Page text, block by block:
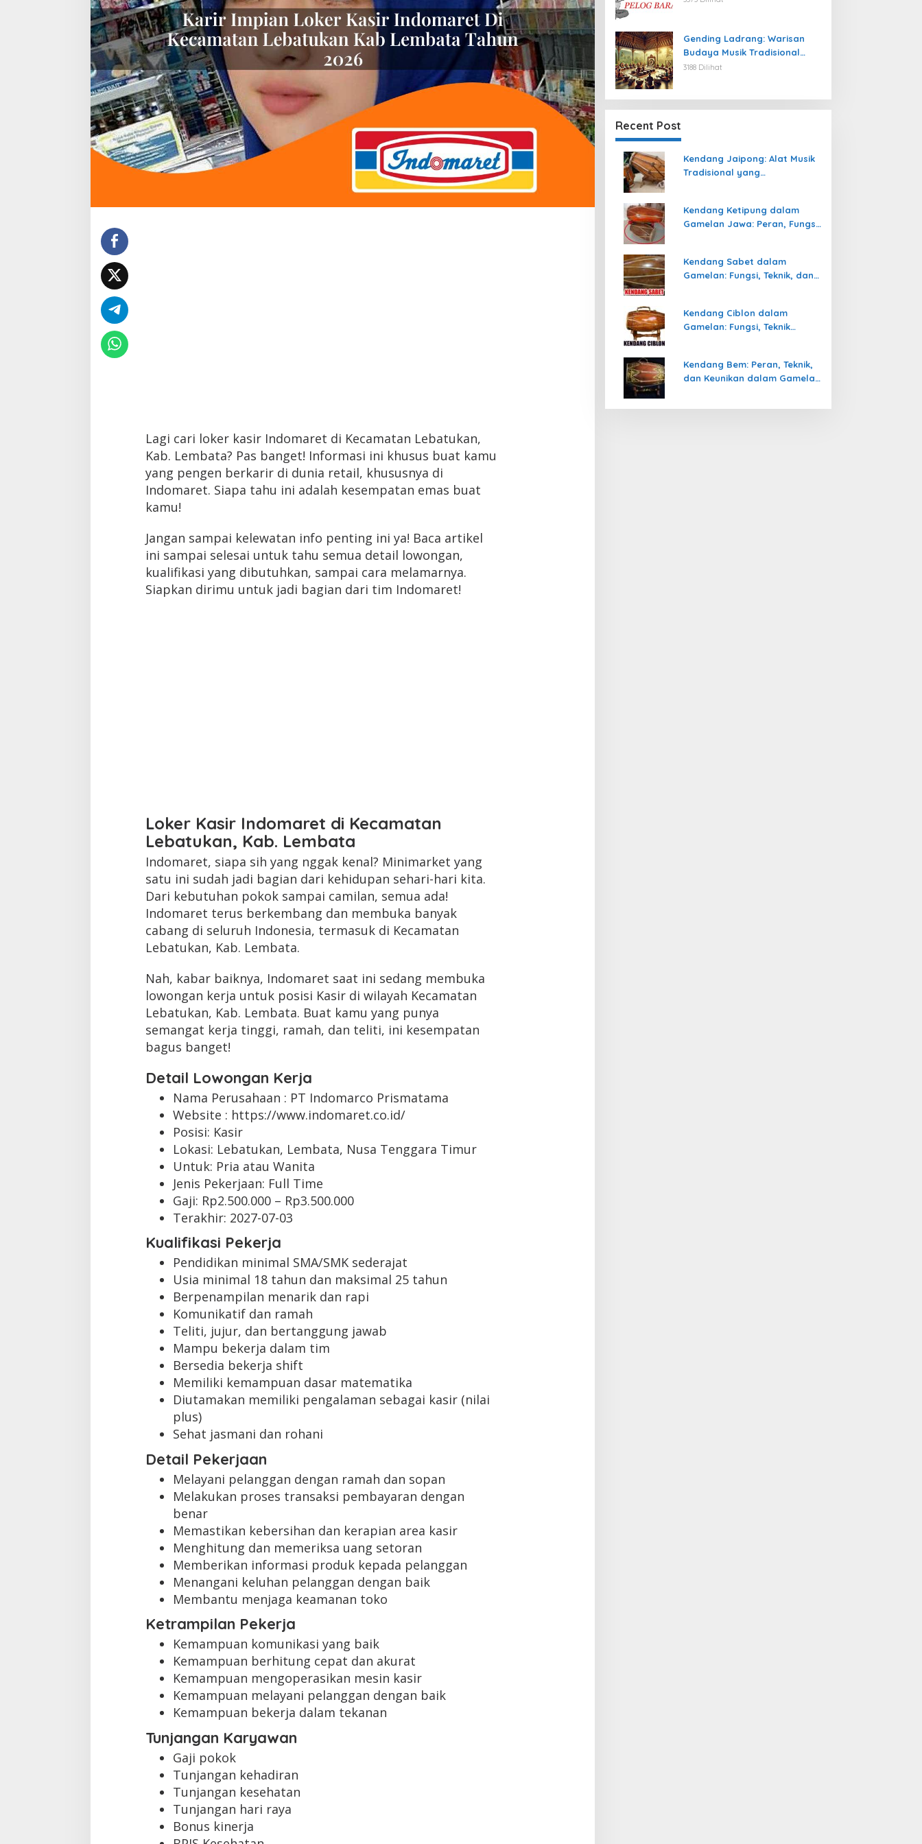
Lagi cari loker kasir Indomaret di Kecamatan Lebatukan,
Kab. Lembata? Pas banget! Informasi ini khusus buat kamu
yang pengen berkarir di dunia retail, khususnya di
Indomaret. Siapa tahu ini adalah kesempatan emas buat
kamu!
Jangan sampai kelewatan info penting ini ya! Baca artikel
ini sampai selesai untuk tahu semua detail lowongan,
kualifikasi yang dibutuhkan, sampai cara melamarnya.
Siapkan dirimu untuk jadi bagian dari tim Indomaret!
Loker Kasir Indomaret di Kecamatan
Lebatukan, Kab. Lembata
Indomaret, siapa sih yang nggak kenal? Minimarket yang
satu ini sudah jadi bagian dari kehidupan sehari-hari kita.
Dari kebutuhan pokok sampai camilan, semua ada!
Indomaret terus berkembang dan membuka banyak
cabang di seluruh Indonesia, termasuk di Kecamatan
Lebatukan, Kab. Lembata.
Nah, kabar baiknya, Indomaret saat ini sedang membuka
lowongan kerja untuk posisi Kasir di wilayah Kecamatan
Lebatukan, Kab. Lembata. Buat kamu yang punya
semangat kerja tinggi, ramah, dan teliti, ini kesempatan
bagus banget!
Detail Lowongan Kerja
Nama Perusahaan : PT Indomarco Prismatama
Website : https://www.indomaret.co.id/
Posisi: Kasir
Lokasi: Lebatukan, Lembata, Nusa Tenggara Timur
Untuk: Pria atau Wanita
Jenis Pekerjaan: Full Time
Gaji: Rp2.500.000– Rp3.500.000
Terakhir: 2027-07-03
Kualifikasi Pekerja
Pendidikan minimal SMA/SMK sederajat
Usia minimal 18 tahun dan maksimal 25 tahun
Berpenampilan menarik dan rapi
Komunikatif dan ramah
Teliti, jujur, dan bertanggung jawab
Mampu bekerja dalam tim
Bersedia bekerja shift
Memiliki kemampuan dasar matematika
Diutamakan memiliki pengalaman sebagai kasir (nilai
plus)
Sehat jasmani dan rohani
Detail Pekerjaan
Melayani pelanggan dengan ramah dan sopan
Melakukan proses transaksi pembayaran dengan
benar
Memastikan kebersihan dan kerapian area kasir
Menghitung dan memeriksa uang setoran
Memberikan informasi produk kepada pelanggan
Menangani keluhan pelanggan dengan baik
Membantu menjaga keamanan toko
Ketrampilan Pekerja
Kemampuan komunikasi yang baik
Kemampuan berhitung cepat dan akurat
Kemampuan mengoperasikan mesin kasir
Kemampuan melayani pelanggan dengan baik
Kemampuan bekerja dalam tekanan
Tunjangan Karyawan
Gaji pokok
Tunjangan kehadiran
Tunjangan kesehatan
Tunjangan hari raya
Bonus kinerja
Gending Ladrang: Warisan
Budaya Musik Tradisional
Jawa yang Abadi
3188 Dilihat
Recent Post
Kendang Jaipong: Alat Musik
Tradisional yang
Kendang Ketipung dalam
Gamelan Jawa: Peran, Fungsi,
Kendang Sabet dalam
Gamelan: Fungsi, Teknik, dan
Kendang Ciblon dalam
Gamelan: Fungsi, Teknik
Kendang Bem: Peran, Teknik,
dan Keunikan dalam Gamelan